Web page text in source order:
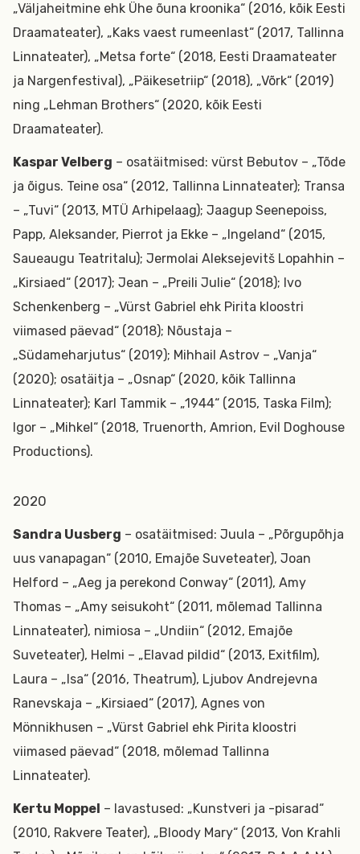
„Väljaheitmine ehk Ühe õuna kroonika“ (2016, kõik Eesti
Draamateater), „Kaks vaest rumeenlast“ (2017, Tallinna
Linnateater), „Metsa forte“ (2018, Eesti Draamateater
ja Nargenfestival), „Päikesetriip“ (2018), „Võrk“ (2019)
ning „Lehman Brothers“ (2020, kõik Eesti
Draamateater).
Kaspar Velberg – osatäitmised: vürst Bebutov – „Tõde
ja õigus. Teine osa“ (2012, Tallinna Linnateater); Transa
– „Tuvi“ (2013, MTÜ Arhipelaag); Jaagup Seenepoiss,
Papp, Aleksander, Pierrot ja Ekke – „Ingeland“ (2015,
Saueaugu Teatritalu); Jermolai Aleksejevitš Lopahhin –
„Kirsiaed“ (2017); Jean – „Preili Julie“ (2018); Ivo
Schenkenberg – „Vürst Gabriel ehk Pirita kloostri
viimased päevad“ (2018); Nõustaja –
„Südameharjutus“ (2019); Mihhail Astrov – „Vanja“
(2020); osatäitja – „Osnap“ (2020, kõik Tallinna
Linnateater); Karl Tammik – „1944“ (2015, Taska Film);
Igor – „Mihkel“ (2018, Truenorth, Amrion, Evil Doghouse
Productions).
2020
Sandra Uusberg – osatäitmised: Juula – „Põrgupõhja
uus vanapagan“ (2010, Emajõe Suveteater), Joan
Helford – „Aeg ja perekond Conway“ (2011), Amy
Thomas – „Amy seisukoht“ (2011, mõlemad Tallinna
Linnateater), nimiosa – „Undiin“ (2012, Emajõe
Suveteater), Helmi – „Elavad pildid“ (2013, Exitfilm),
Laura – „Isa“ (2016, Theatrum), Ljubov Andrejevna
Ranevskaja – „Kirsiaed“ (2017), Agnes von
Mönnikhusen – „Vürst Gabriel ehk Pirita kloostri
viimased päevad“ (2018, mõlemad Tallinna
Linnateater).
Kertu Moppel – lavastused: „Kunstveri ja -pisarad“
(2010, Rakvere Teater), „Bloody Mary“ (2013, Von Krahli